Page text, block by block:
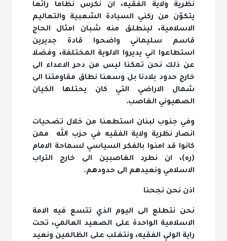
نظرية ولاية الفقيه، ان نكرس نظاما رائعا
يتكوّن من ركني السيادة الشعبية والتعاليم
الاسلامية، لينطلق منه شبان امثال الحاج
قاسم سليماني واضحوا قادة جديرين
استطاعوا اني يديروا الالوية المختلفة، وفضلا
عن ذلك نحن تمكنا ليس من دحر الاعداء الى
خارج حدود بلادنا بل وسعنا نطاق مقاومتنا الى
شمال الاراضي التي كان يحتلها الكيان
الصهيوني الغاصب.
وفي جنوب لبنان استطعنا من خلال تضحيات
انصار نظرية ولاية الفقيه في حزب الله ممن
كانوا قد امنوا بالفكر السياسي لسماحة الامام
(ره)، ان نطرد الغاصبين الى خارج التراب
الاسلامي ونعيدهم الى حدودهم.
اذن نحن نجحنا
نحن نتطلع الى اليوم الذي تتسع فيه الامة
الاسلامية الواحدة على الصعيد العالمي، تحت
راية الولي الفقيه، ونتغلب على الظالمين ونعيد